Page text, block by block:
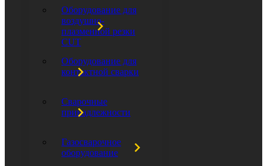
Оборудование для
воздушно-
плазменной резки
CUT
Оборудование для
контактной сварки
Сварочные
принадлежности
Газосварочное
оборудование